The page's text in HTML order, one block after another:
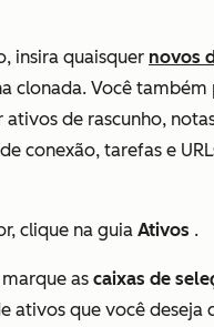
insira quaisquer novos
clonada. Você também
de rascunho,
conexão, tarefas e
clique na guia Ativos .
marque as caixas de
ativos que você deseja